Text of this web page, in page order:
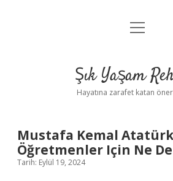
Anasayfa
Yasal Uyarı
menüyü
Şık Yaşam
Hayatına zarafet katan
Mustafa Kemal Atatürk
Öğretmenler Için Ne
Tarih: Eylül 19, 2024